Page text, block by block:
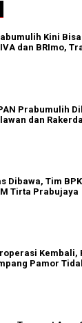
Kini
dan BRImo,
Prabumulih
dan Rakerda
Dibawa, Tim
Tirta Prabujaya
Kembali,
Pamor